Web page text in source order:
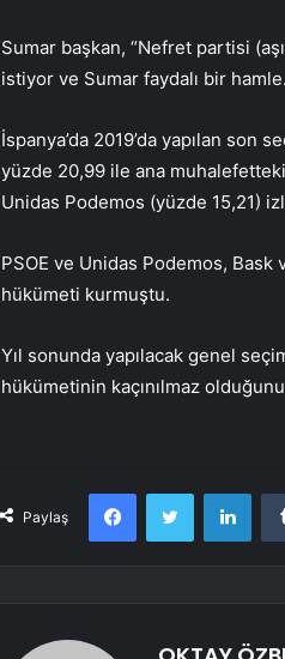
Sumar başkan, “Nefret partisi
istiyor ve Sumar faydalı bir
İspanya’da 2019’da yapılan son
yüzde 20,99 ile ana muhalefetteki
Unidas Podemos (yüzde 15,21)
PSOE ve Unidas Podemos,
hükümeti kurmuştu.
Yıl sonunda yapılacak genel
hükümetinin kaçınılmaz
Paylaş
FacebookTwitter